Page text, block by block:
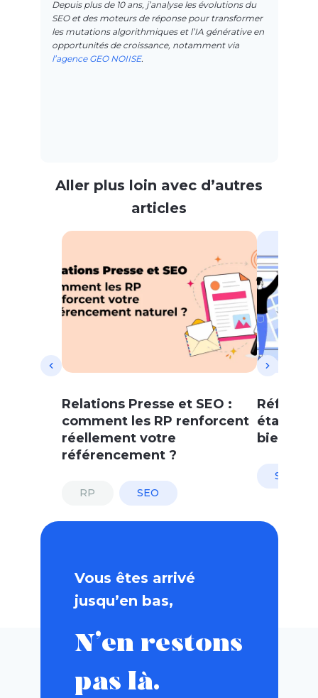
Depuis plus de 10 ans, j’analyse les évolutions du
SEO et des moteurs de réponse pour transformer
les mutations algorithmiques et l’IA générative en
opportunités de croissance, notamment via
l’agence GEO NOIISE.
Aller plus loin avec d’autres
articles
Relations Presse et SEO :
comment les RP renforcent
réellement votre
référencement ?
RP SEO
étapes
bien
SEO
Vous êtes arrivé
jusqu’en bas,
N’en restons
pas là.